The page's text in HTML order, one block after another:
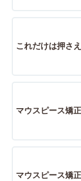
これだけは押さ
マウスピース矯
マウスピース矯